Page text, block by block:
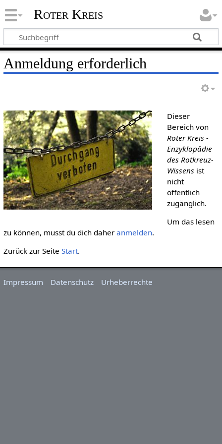
Roter Kreis
Anmeldung erforderlich
Dieser
Bereich von
Roter Kreis -
Enzyklopädie
des Rotkreuz-
Wissens ist
nicht
öffentlich
zugänglich.
Um das lesen
zu können, musst du dich daher anmelden.
Zurück zur Seite Start.
Impressum Datenschutz Urheberrechte